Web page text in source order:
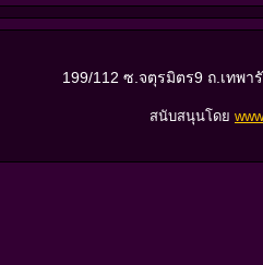
199/112 ซ.จตุรมิตร9 ถ.เทพ
สนับสนุนโดย